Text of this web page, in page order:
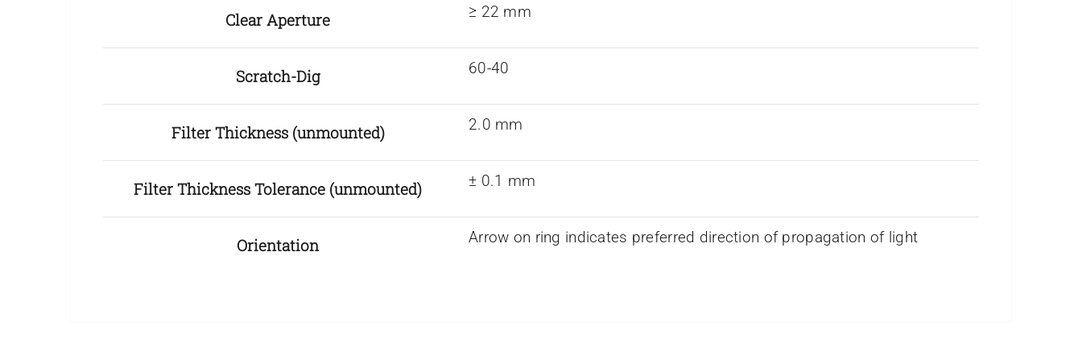
Clear Aperture ≥ 22 mm
Scratch-Dig 60-40
Filter Thickness (unmounted) 2.0 mm
Filter Thickness Tolerance (unmounted) ± 0.1 mm
Orientation Arrow on ring indicates preferred direction of propagation of light